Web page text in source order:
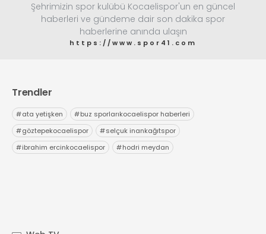
Şehrimizin spor kulübü Kocaelispor'un en güncel
haberleri ve gündeme dair son dakika spor
haberlerine anında ulaşın
https://www.spor41.com
Trendler
#ata yetişken #buz sporlarıkocaelispor haberleri
#göztepekocaelispor #selçuk inankağıtspor
#ibrahim ercinkocaelispor #hodri meydan